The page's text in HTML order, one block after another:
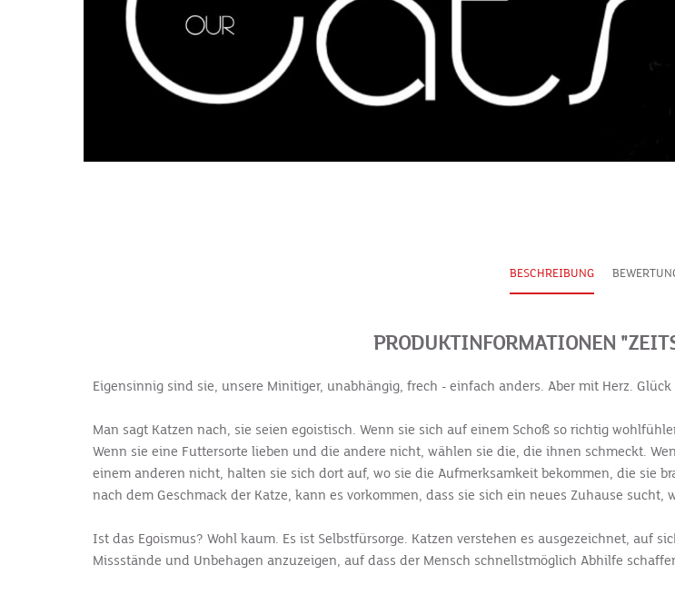
BESCHREIBUNG
PRODUKTINFORMATIONEN
Eigensinnig sind sie, unsere Minitiger, unabhängig, frech - einfach anders. Aber mit Herz.
Man sagt Katzen nach, sie seien egoistisch. Wenn sie sich auf einem Schoß so richtig
Wenn sie eine Futtersorte lieben und die andere nicht, wählen sie die, die ihnen schmeckt.
einem anderen nicht, halten sie sich dort auf, wo sie die Aufmerksamkeit bekommen, die sie
nach dem Geschmack der Katze, kann es vorkommen, dass sie sich ein neues Zuhause sucht,
Ist das Egoismus? Wohl kaum. Es ist Selbstfürsorge. Katzen verstehen es ausgezeichnet, auf
Missstände und Unbehagen anzuzeigen, auf dass der Mensch schnellstmöglich Abhilfe